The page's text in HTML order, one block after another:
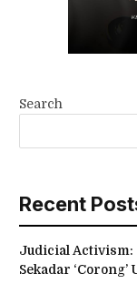
Search
Recent
Judicial Activism:
Sekadar